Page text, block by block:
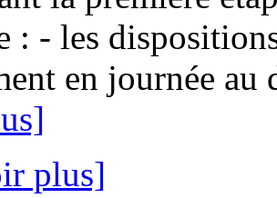
: - les
en journée
plus]